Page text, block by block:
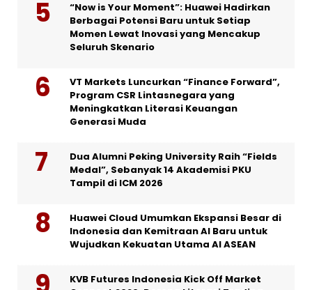
“Now is Your Moment”: Huawei Hadirkan
Berbagai Potensi Baru untuk Setiap
Momen Lewat Inovasi yang Mencakup
Seluruh Skenario
VT Markets Luncurkan “Finance Forward”,
Program CSR Lintasnegara yang
Meningkatkan Literasi Keuangan
Generasi Muda
Dua Alumni Peking University Raih “Fields
Medal”, Sebanyak 14 Akademisi PKU
Tampil di ICM 2026
Huawei Cloud Umumkan Ekspansi Besar di
Indonesia dan Kemitraan AI Baru untuk
Wujudkan Kekuatan Utama AI ASEAN
KVB Futures Indonesia Kick Off Market